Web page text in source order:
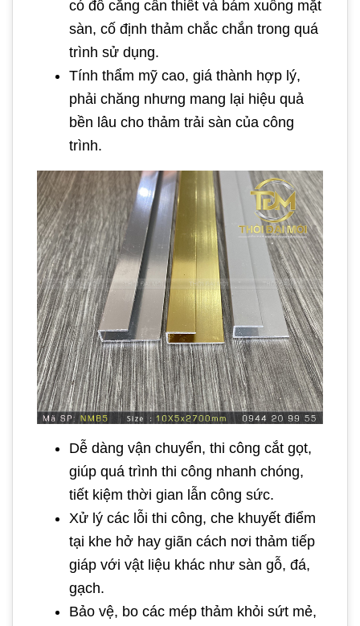
có đô căng cần thiết và bám xuống mặt
sàn, cố định thảm chắc chắn trong quá
trình sử dụng.
Tính thẩm mỹ cao, giá thành hợp lý,
phải chăng nhưng mang lại hiệu quả
bền lâu cho thảm trải sàn của công
trình.
Dễ dàng vận chuyển, thi công cắt gọt,
giúp quá trình thi công nhanh chóng,
tiết kiệm thời gian lẫn công sức.
Xử lý các lỗi thi công, che khuyết điểm
tại khe hở hay giãn cách nơi thảm tiếp
giáp với vật liệu khác như sàn gỗ, đá,
gạch.
Bảo vệ, bo các mép thảm khỏi sứt mẻ,